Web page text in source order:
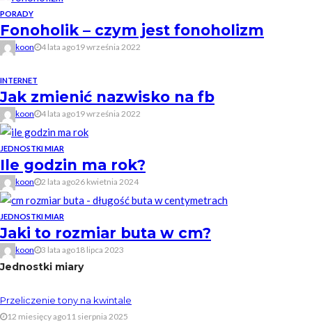
PORADY
Fonoholik – czym jest fonoholizm
koon 4 lata ago19 września 2022
INTERNET
Jak zmienić nazwisko na fb
koon 4 lata ago19 września 2022
JEDNOSTKI MIAR
Ile godzin ma rok?
koon 2 lata ago26 kwietnia 2024
JEDNOSTKI MIAR
Jaki to rozmiar buta w cm?
koon 3 lata ago18 lipca 2023
Jednostki miary
Przeliczenie tony na kwintale
12 miesięcy ago11 sierpnia 2025